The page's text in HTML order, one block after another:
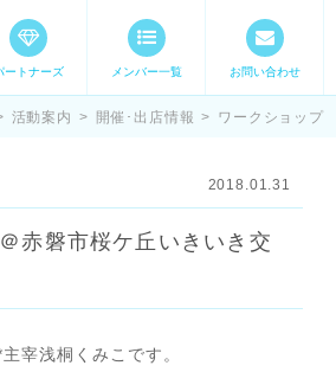
マステ スキル・
ートナーズ メンバー一覧 お問い合わせ
活動案内 > 開催･出店情報 > ワークショップ
2018.01.31
赤磐市桜ケ丘いきいき交
宰浅桐くみこです。